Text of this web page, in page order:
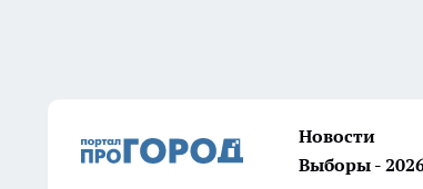
Новости
Выборы -